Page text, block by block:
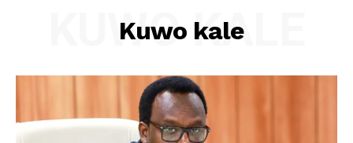
Kuwo kale
KUWO KALE